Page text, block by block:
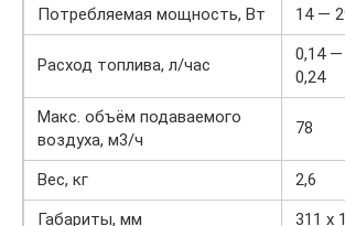
Потребляемая мощность, Вт
14 —
Расход топлива, л/час
0,14 —
0,24
Макс. объём подаваемого
воздуха, м3/ч
78
Вес, кг
2,6
Габариты, мм
311 х